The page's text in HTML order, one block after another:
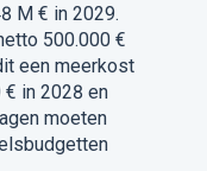
M € in 2029.
500.000 €
een meerkost
€ in 2028 en
moeten